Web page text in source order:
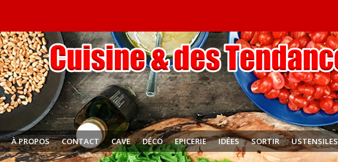
À PROPOS CONTACT CAVE DÉCO EPICERIE IDÉES SORTIR USTENSILES